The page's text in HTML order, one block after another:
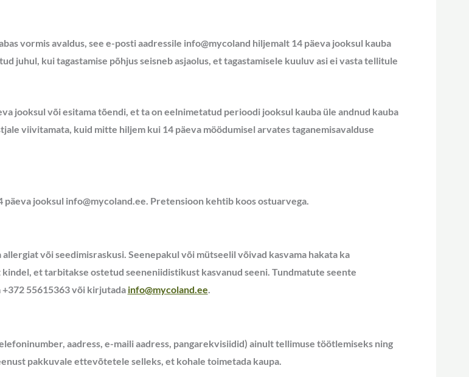
vormis avaldus, see e-posti aadressile info@mycoland hiljemalt 14 päeva jooksul kauba
juhul, kui tagastamise põhjus seisneb asjaolus, et tagastamisele kuuluv asi ei vasta tellitule
jooksul või esitama tõendi, et ta on eelnimetatud perioodi jooksul kauba üle andnud kauba
viivitamata, kuid mitte hiljem kui 14 päeva möödumisel arvates taganemisavalduse
jooksul info@mycoland.ee. Pretensioon kehtib koos ostuarvega.
või seedimisraskusi. Seenepakul või mütseelil võivad kasvama hakata ka
et tarbitakse ostetud seeneniidistikust kasvanud seeni. Tundmatute seente
55615363 või kirjutada info@mycoland.ee.
aadress, e-maili aadress, pangarekvisiidid) ainult tellimuse töötlemiseks ning
pakkuvale ettevõtetele selleks, et kohale toimetada kaupa.